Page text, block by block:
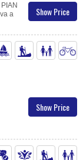
Show Price
a
Show Price